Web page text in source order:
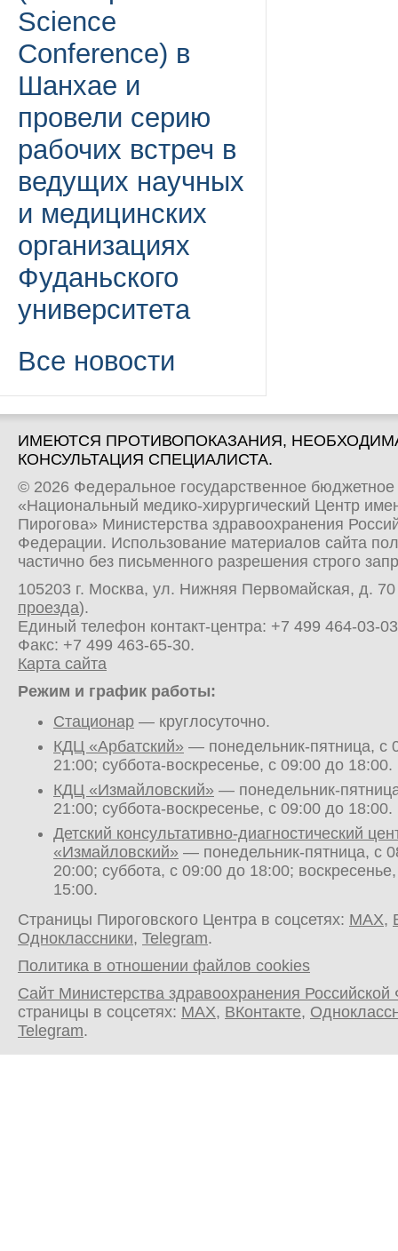
Science
Conference) в
Шанхае и
провели серию
рабочих встреч в
ведущих научных
и медицинских
организациях
Фуданьского
университета
Все новости
ИМЕЮТСЯ ПРОТИВОПОКАЗАНИЯ,
КОНСУЛЬТАЦИЯ СПЕЦИАЛИСТА.
© 2026 Федеральное государственное
«Национальный медико-хирургический Центр
Пирогова» Министерства здравоохранения
Федерации. Использование материалов сайта
частично без письменного разрешения строго
105203 г. Москва, ул. Нижняя Первомайская, д.
проезда).
Единый телефон контакт-центра: +7 499 464-03-03
Факс: +7 499 463-65-30.
Карта сайта
Режим и график работы:
Стационар — круглосуточно.
КДЦ «Арбатский» — понедельник-пятница, с
21:00; суббота-воскресенье, с 09:00 до 18:00.
КДЦ «Измайловский» — понедельник-
21:00; суббота-воскресенье, с 09:00 до 18:00.
Детский консультативно-диагностический
«Измайловский» — понедельник-пятница, с
20:00; суббота, с 09:00 до 18:00;
15:00.
Страницы Пироговского Центра в соцсетях: MAX,
Одноклассники, Telegram.
Политика в отношении файлов cookies
Сайт Министерства здравоохранения
страницы в соцсетях: MAX, ВКонтакте,
Telegram.